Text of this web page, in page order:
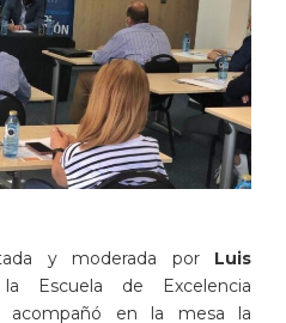
y moderada por Luis
Escuela de Excelencia
acompañó en la mesa la